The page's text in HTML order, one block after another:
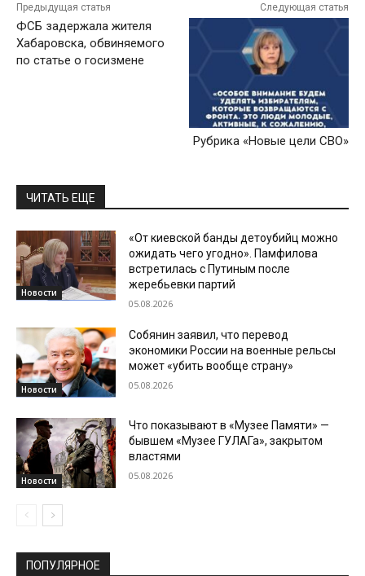
Предыдущая статья
ФСБ задержала жителя
Хабаровска, обвиняемого
по статье о госизмене
Следующая статья
Рубрика «Новые цели СВО»
ЧИТАТЬ ЕЩЕ
Новости
«От киевской банды детоубийц можно
ожидать чего угодно». Памфилова
встретилась с Путиным после
жеребьевки партий
05.08.2026
Новости
Собянин заявил, что перевод
экономики России на военные рельсы
может «убить вообще страну»
05.08.2026
Новости
Что показывают в «Музее Памяти» —
бывшем «Музее ГУЛАГа», закрытом
властями
05.08.2026
ПОПУЛЯРНОЕ